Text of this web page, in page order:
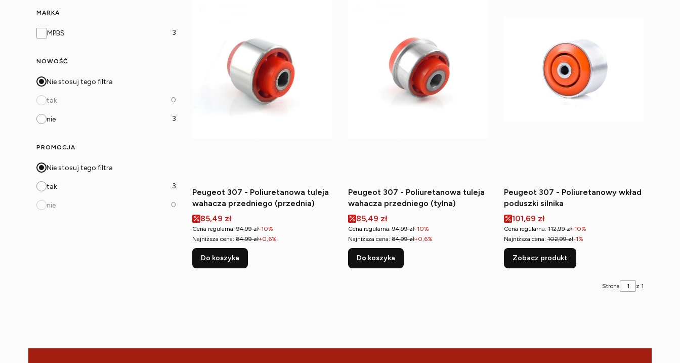
MARKA
Marka
MPBS 3
NOWOŚĆ
Nie stosuj tego filtra
tak 0
nie 3
PROMOCJA
Nie stosuj tego filtra
tak 3
nie 0
Peugeot 307 - Poliuretanowa tuleja
wahacza przedniego (przednia)
Cena promocyjna
85,49 zł
Cena regularna: 94,99 zł-10%
Najniższa cena: 84,99 zł+0,6%
Do koszyka
Peugeot 307 - Poliuretanowa tuleja
wahacza przedniego (tylna)
Cena promocyjna
85,49 zł
Cena regularna: 94,99 zł-10%
Najniższa cena: 84,99 zł+0,6%
Do koszyka
Peugeot 307 - Poliuretanowy wkład
poduszki silnika
Cena promocyjna
101,69 zł
Cena regularna: 112,99 zł-10%
Najniższa cena: 102,99 zł-1%
Zobacz produkt
Strona z 1